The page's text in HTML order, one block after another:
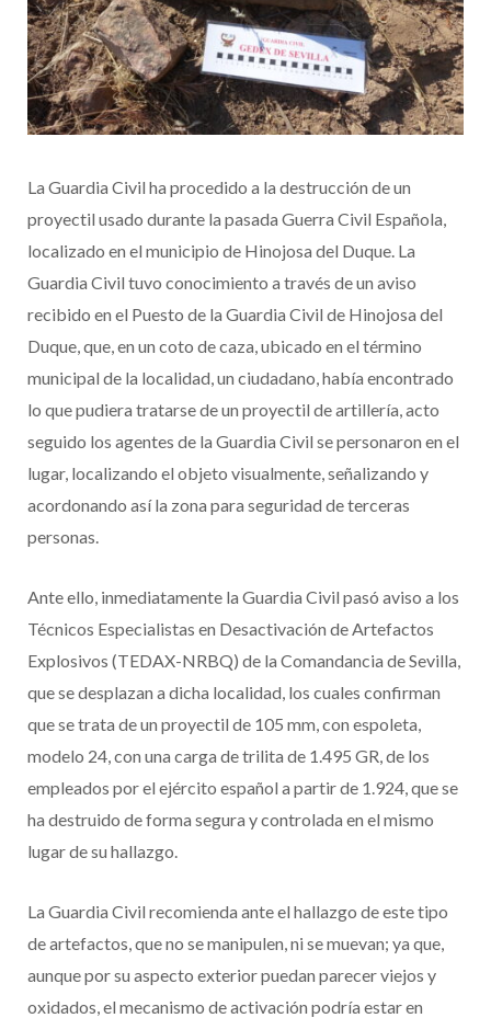
La Guardia Civil ha procedido a la destrucción de un
proyectil usado durante la pasada Guerra Civil Española,
localizado en el municipio de Hinojosa del Duque. La
Guardia Civil tuvo conocimiento a través de un aviso
recibido en el Puesto de la Guardia Civil de Hinojosa del
Duque, que, en un coto de caza, ubicado en el término
municipal de la localidad, un ciudadano, había encontrado
lo que pudiera tratarse de un proyectil de artillería, acto
seguido los agentes de la Guardia Civil se personaron en el
lugar, localizando el objeto visualmente, señalizando y
acordonando así la zona para seguridad de terceras
personas.
Ante ello, inmediatamente la Guardia Civil pasó aviso a los
Técnicos Especialistas en Desactivación de Artefactos
Explosivos (TEDAX-NRBQ) de la Comandancia de Sevilla,
que se desplazan a dicha localidad, los cuales confirman
que se trata de un proyectil de 105 mm, con espoleta,
modelo 24, con una carga de trilita de 1.495 GR, de los
empleados por el ejército español a partir de 1.924, que se
ha destruido de forma segura y controlada en el mismo
lugar de su hallazgo.
La Guardia Civil recomienda ante el hallazgo de este tipo
de artefactos, que no se manipulen, ni se muevan; ya que,
aunque por su aspecto exterior puedan parecer viejos y
oxidados, el mecanismo de activación podría estar en